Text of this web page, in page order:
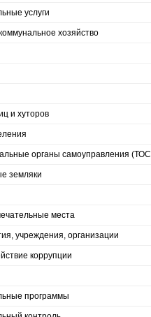
услуги
хозяйство
и хуторов
органы самоуправления
земляки
места
учреждения, организации
коррупции
программы